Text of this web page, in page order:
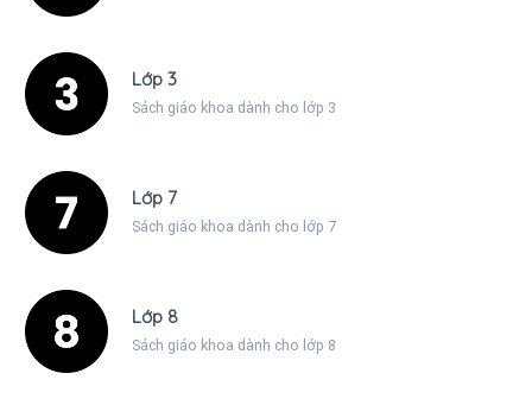
Lớp 3
Sách giáo khoa dành cho lớp 3
Lớp 7
Sách giáo khoa dành cho lớp 7
Lớp 8
Sách giáo khoa dành cho lớp 8